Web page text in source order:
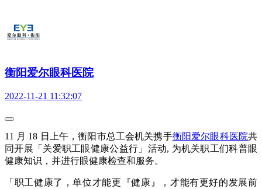
衡阳爱尔眼科医院
2022-11-21 11:32:07
11 月 18 日上午，衡阳市总工会机关携手衡阳爱尔眼科医院共
同开展「关爱职工眼健康公益行」活动, 为机关职工们科普眼
健康知识，并进行眼健康检查和服务。
「职工健康了，单位才能更『健康』，才能有更好的发展前